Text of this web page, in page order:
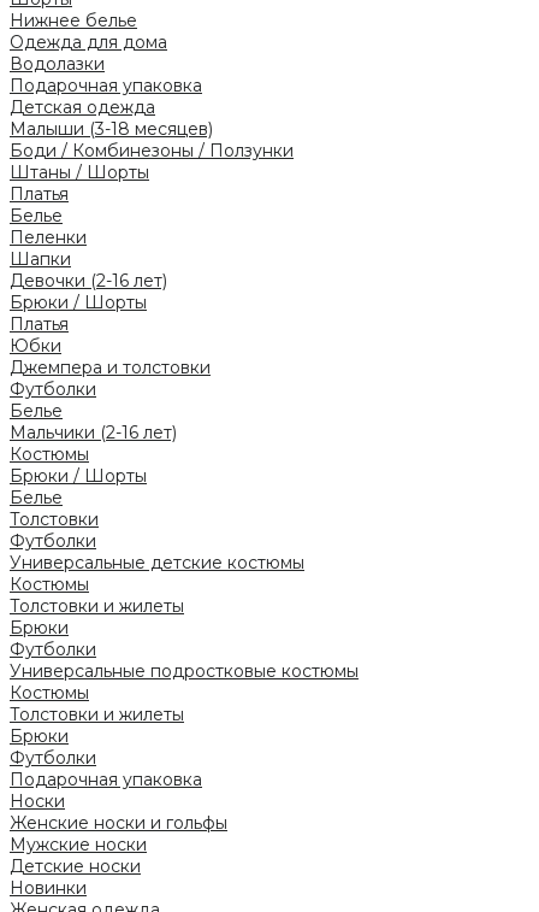
Нижнее белье
Одежда для дома
Водолазки
Подарочная упаковка
Детская одежда
Малыши (3-18 месяцев)
Боди / Комбинезоны / Ползунки
Штаны / Шорты
Платья
Белье
Пеленки
Шапки
Девочки (2-16 лет)
Брюки / Шорты
Платья
Юбки
Джемпера и толстовки
Футболки
Белье
Мальчики (2-16 лет)
Костюмы
Брюки / Шорты
Белье
Толстовки
Футболки
Универсальные детские костюмы
Костюмы
Толстовки и жилеты
Брюки
Футболки
Универсальные подростковые костюмы
Костюмы
Толстовки и жилеты
Брюки
Футболки
Подарочная упаковка
Носки
Женские носки и гольфы
Мужские носки
Детские носки
Новинки